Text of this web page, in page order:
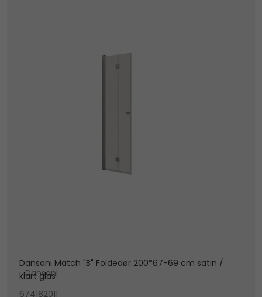
Dansani Match "B" Foldedør 200*67-69 cm satin /
klart glas
Dansani
674182011